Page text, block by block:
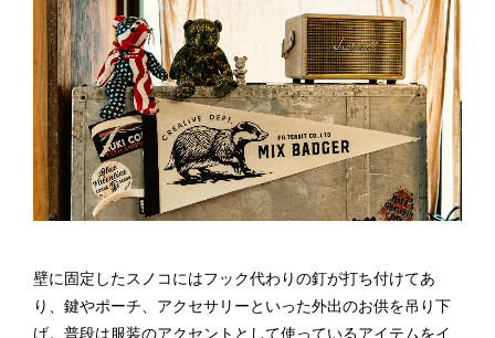
壁に固定したスノコにはフック代わりの釘が打ち付けてあ
り、鍵やポーチ、アクセサリーといった外出のお供を吊り下
げ。普段は服装のアクセントとして使っているアイテムをイ